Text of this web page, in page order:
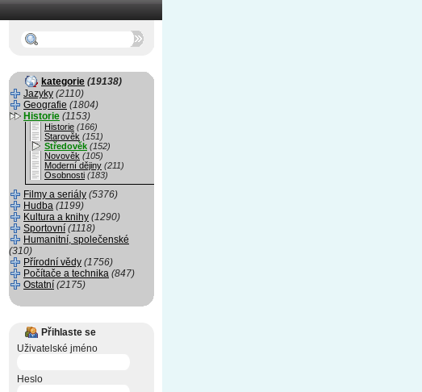
kategorie (19138)
Jazyky (2110)
Geografie (1804)
Historie (1153)
Historie (166)
Starověk (151)
Středověk (152)
Novověk (105)
Moderní dějiny (211)
Osobnosti (183)
Filmy a seriály (5376)
Hudba (1199)
Kultura a knihy (1290)
Sportovní (1118)
Humanitní, společenské
(310)
Přírodní vědy (1756)
Počítače a technika (847)
Ostatní (2175)
Přihlaste se
Uživatelské jméno
Heslo